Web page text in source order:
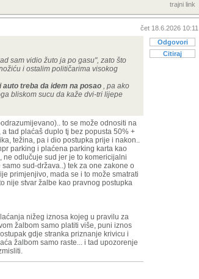
trajni link
čet 18.6.2026 10:11
Odgovori
Citiraj
sam vidio žuto ja po gasu", zato što
i ostalim političarima visokog
treba da idem na posao , pa ako
bliskom sucu da kaže dvi-tri lijepe
to se može odnositi na
tad plaćaš duplo tj bez popusta 50% +
težina, pa i dio postupka prije i nakon..
parking i plaćena parking karta kao
odlučuje sud jer je to komericijalni
sud-država..) tek za one zakone o
primjenjivo, mada se i to može smatrati
nije stvar žalbe kao pravnog postupka
nižeg iznosa kojeg u pravilu za
žalbom samo platiti više, puni iznos
gdje stranka priznanje krivicu i
žalbom samo raste... i tad upozorenje